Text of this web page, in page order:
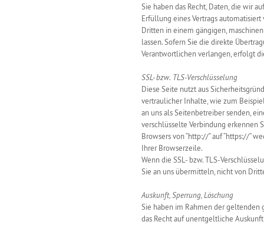
Sie haben das Recht, Daten, die wir
Erfüllung eines Vertrags
Dritten in einem gängigen,
lassen. Sofern Sie die direkte
Verantwortlichen verlangen, erfolgt
SSL- bzw. TLS-Verschlüsselung
Diese Seite nutzt aus
vertraulicher Inhalte, wie zum
an uns als Seitenbetreiber senden,
verschlüsselte Verbindung erkennen
Browsers von “http://” auf “https://”
Ihrer Browserzeile.
Wenn die SSL- bzw. TLS-
Sie an uns übermitteln, nicht von
Auskunft, Sperrung, Löschung
Sie haben im Rahmen der
das Recht auf unentgeltliche